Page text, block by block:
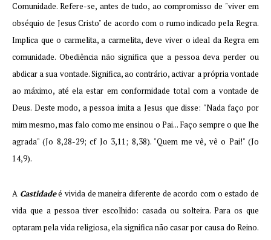
Comunidade. Refere-se, antes de tudo, ao compromisso de "viver em
obséquio de Jesus Cristo" de acordo com o rumo indicado pela Regra.
Implica que o carmelita, a carmelita, deve viver o ideal da Regra em
comunidade. Obediência não significa que a pessoa deva perder ou
abdicar a sua vontade. Significa, ao contrário, activar a própria vontade
ao máximo, até ela estar em conformidade total com a vontade de
Deus. Deste modo, a pessoa imita a Jesus que disse: "Nada faço por
mim mesmo, mas falo como me ensinou o Pai... Faço sempre o que lhe
agrada" (Jo 8,28-29; cf Jo 3,11; 8,38). "Quem me vê, vê o Pai!" (Jo
14,9).
A Castidadeé vivida de maneira diferente de acordo com o estado de
vida que a pessoa tiver escolhido: casada ou solteira. Para os que
optaram pela vida religiosa, ela significa não casar por causa do Reino.